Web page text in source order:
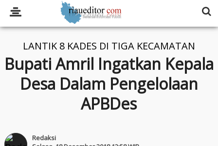
LANTIK 8 KADES DI TIGA KECAMATAN
Bupati Amril Ingatkan Kepala
Desa Dalam Pengelolaan
APBDes
Redaksi